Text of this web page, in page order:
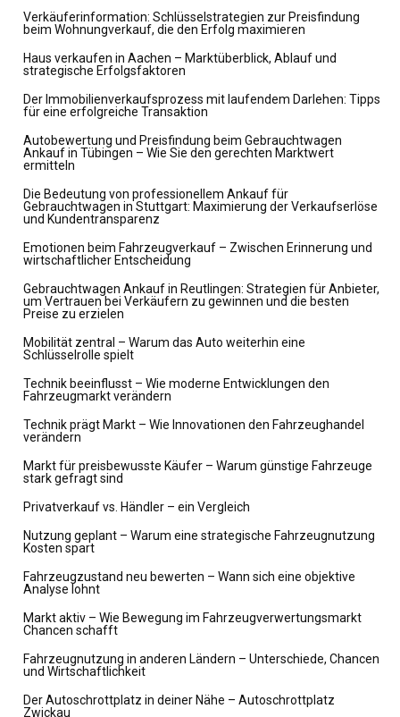
Verkäuferinformation: Schlüsselstrategien zur Preisfindung
beim Wohnungverkauf, die den Erfolg maximieren
Haus verkaufen in Aachen – Marktüberblick, Ablauf und
strategische Erfolgsfaktoren
Der Immobilienverkaufsprozess mit laufendem Darlehen: Tipps
für eine erfolgreiche Transaktion
Autobewertung und Preisfindung beim Gebrauchtwagen
Ankauf in Tübingen – Wie Sie den gerechten Marktwert
ermitteln
Die Bedeutung von professionellem Ankauf für
Gebrauchtwagen in Stuttgart: Maximierung der Verkaufserlöse
und Kundentransparenz
Emotionen beim Fahrzeugverkauf – Zwischen Erinnerung und
wirtschaftlicher Entscheidung
Gebrauchtwagen Ankauf in Reutlingen: Strategien für Anbieter,
um Vertrauen bei Verkäufern zu gewinnen und die besten
Preise zu erzielen
Mobilität zentral – Warum das Auto weiterhin eine
Schlüsselrolle spielt
Technik beeinflusst – Wie moderne Entwicklungen den
Fahrzeugmarkt verändern
Technik prägt Markt – Wie Innovationen den Fahrzeughandel
verändern
Markt für preisbewusste Käufer – Warum günstige Fahrzeuge
stark gefragt sind
Privatverkauf vs. Händler – ein Vergleich
Nutzung geplant – Warum eine strategische Fahrzeugnutzung
Kosten spart
Fahrzeugzustand neu bewerten – Wann sich eine objektive
Analyse lohnt
Markt aktiv – Wie Bewegung im Fahrzeugverwertungsmarkt
Chancen schafft
Fahrzeugnutzung in anderen Ländern – Unterschiede, Chancen
und Wirtschaftlichkeit
Der Autoschrottplatz in deiner Nähe – Autoschrottplatz
Zwickau